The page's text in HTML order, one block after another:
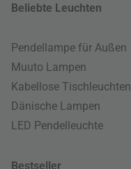
Beliebte Leuchten
Pendellampe für Außen
Muuto Lampen
Kabellose Tischleuchten
Dänische Lampen
LED Pendelleuchte
Bestseller